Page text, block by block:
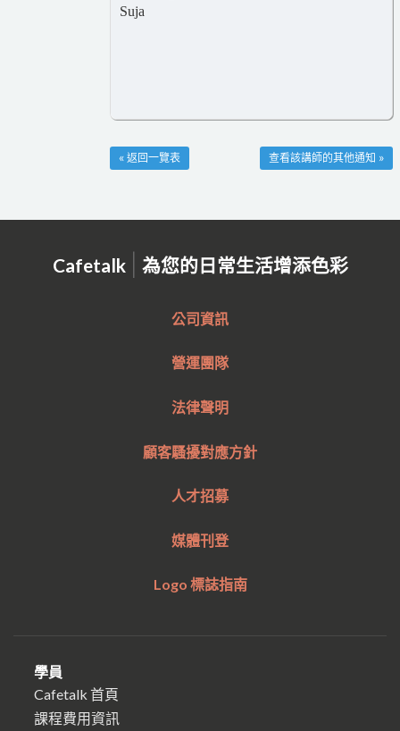
Suja
查看該講師的其他通知 »
« 返回一覽表
Cafetalk | 為您的日常生活增添色彩
公司資訊
營運團隊
法律聲明
顧客騷擾對應方針
人才招募
媒體刊登
Logo 標誌指南
學員
Cafetalk 首頁
課程費用資訊